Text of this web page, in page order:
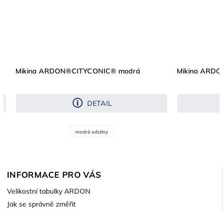
Mikina ARDON®CITYCONIC® modrá
DETAIL
modré odstíny
Mikina
INFORMACE PRO VÁS
Velikostní tabulky ARDON
Jak se správně změřit